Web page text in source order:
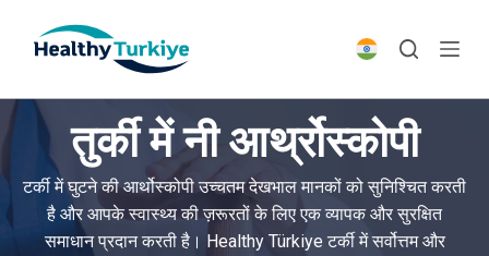
p
c
तुर्की में नी आर्थ्रोस्कोपी
टर्की में घुटने की आर्थोस्कोपी उच्चतम देखभाल मानकों को सुनिश्चित करती
है और आपके स्वास्थ्य की ज़रूरतों के लिए एक व्यापक और सुरक्षित
समाधान प्रदान करती है। Healthy Türkiye टर्की में सर्वोत्तम और